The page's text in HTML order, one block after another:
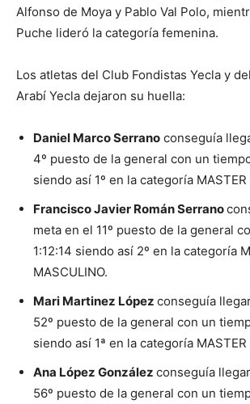
Alfonso de Moya y Pablo Val Polo,
Puche lideró la categoría femenina.
Los atletas del Club Fondistas Yecla y
Arabí Yecla dejaron su huella:
Daniel Marco Serrano conseguía
4º puesto de la general con un
siendo así 1º en la categoría MASTER
Francisco Javier Román Serrano
meta en el 11º puesto de la general
1:12:14 siendo así 2º en la categoría
MASCULINO.
Mari Martinez López conseguía
52º puesto de la general con un
siendo así 1ª en la categoría MASTER
Ana López González conseguía
56º puesto de la general con un